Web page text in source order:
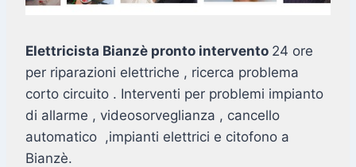
Elettricista Bianzè pronto intervento 24 ore
per riparazioni elettriche , ricerca problema
corto circuito . Interventi per problemi impianto
di allarme , videosorveglianza , cancello
automatico ,impianti elettrici e citofono a
Bianzè.